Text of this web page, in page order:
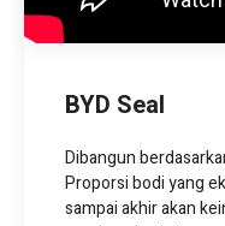
BYD Seal
Dibangun
Proporsi bodi yang
sampai akhir akan